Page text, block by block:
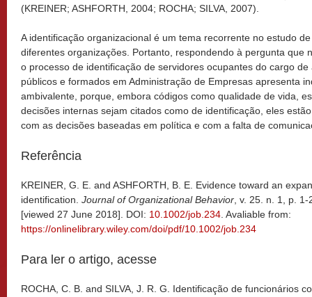
(KREINER; ASHFORTH, 2004; ROCHA; SILVA, 2007).
A identificação organizacional é um tema recorrente no estudo
diferentes organizações. Portanto, respondendo à pergunta que
o processo de identificação de servidores ocupantes do cargo
públicos e formados em Administração de Empresas apresenta
ambivalente, porque, embora códigos como qualidade de vida,
decisões internas sejam citados como de identificação, eles
com as decisões baseadas em política e com a falta de
Referência
KREINER, G. E. and ASHFORTH, B. E. Evidence toward an
identification. Journal of Organizational Behavior , v. 25. n. 1, p.
[viewed 27 June 2018]. DOI: 10.1002/job.234 . Avaliable from:
https://onlinelibrary.wiley.com/doi/pdf/10.1002/job.234
Para ler o artigo, acesse
ROCHA, C. B. and SILVA, J. R. G. Identificação de funcionários